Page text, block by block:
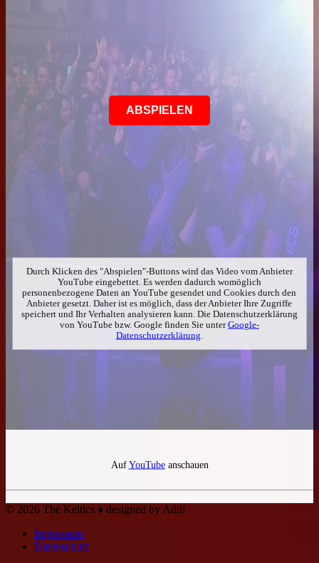
ABSPIELEN
Durch Klicken des "Abspielen"-Buttons wird das Video vom Anbieter
YouTube eingebettet. Es werden dadurch womöglich
personenbezogene Daten an YouTube gesendet und Cookies durch den
Anbieter gesetzt. Daher ist es möglich, dass der Anbieter Ihre Zugriffe
speichert und Ihr Verhalten analysieren kann. Die Datenschutzerklärung
von YouTube bzw. Google finden Sie unterGoogle-
Datenschutzerklärung
AufYouTubeanschauen
© 2026 The Keltics ♦ designed by Addi
Impressum
Datenschutz